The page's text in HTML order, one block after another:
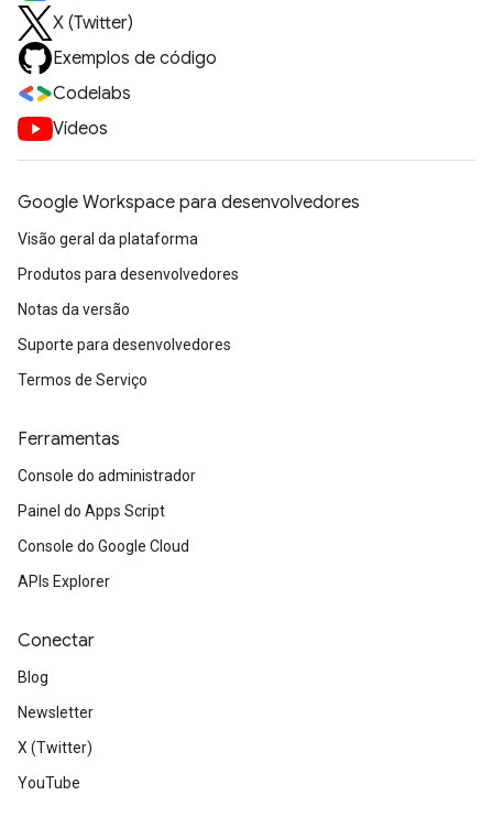
X (Twitter)
Exemplos de código
Codelabs
Vídeos
Google Workspace para desenvolvedores
Visão geral da plataforma
Produtos para desenvolvedores
Notas da versão
Suporte para desenvolvedores
Termos de Serviço
Ferramentas
Console do administrador
Painel do Apps Script
Console do Google Cloud
APIs Explorer
Conectar
Blog
Newsletter
X (Twitter)
YouTube